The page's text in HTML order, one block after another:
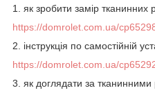
1. як зробити замір тканинних
https://domrolet.com.ua/
2. інструкція по самостійній
https://domrolet.com.ua/
3. як доглядати за